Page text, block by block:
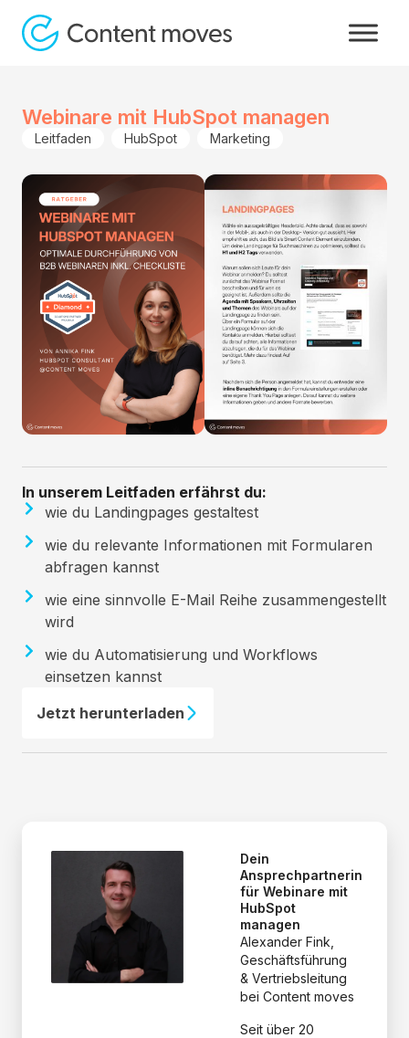
Webinare mit HubSpot managen
Leitfaden HubSpot Marketing
In unserem Leitfaden erfährst du:
wie du Landingpages gestaltest
wie du relevante Informationen mit Formularen
abfragen kannst
wie eine sinnvolle E-Mail Reihe zusammengestellt
wird
wie du Automatisierung und Workflows
einsetzen kannst
Jetzt herunterladen
Dein
Ansprechpartnerin
für Webinare mit
HubSpot
managen
Alexander Fink,
Geschäftsführung
& Vertriebsleitung
bei Content moves
Seit über 20